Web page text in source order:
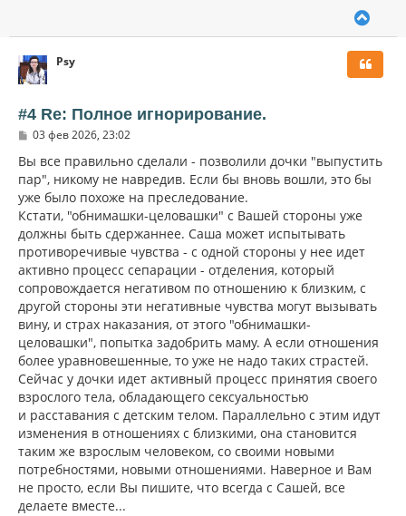
у
н
Psy
#4 Re: Полное игнорирование.
С
о
щ
е
н
и
е
03 фев 2026, 23:02
Вы все правильно сделали - позволили дочки "выпустить
пар", никому не навредив. Если бы вновь вошли, это бы
уже было похоже на преследование.
Кстати, "обнимашки-целовашки" с Вашей стороны уже
должны быть сдержаннее. Саша может испытывать
противоречивые чувства - с одной стороны у нее идет
активно процесс сепарации - отделения, который
сопровождается негативом по отношению к близким, с
другой стороны эти негативные чувства могут вызывать
вину, и страх наказания, от этого "обнимашки-
целовашки", попытка задобрить маму. А если отношения
более уравновешенные, то уже не надо таких страстей.
Сейчас у дочки идет активный процесс принятия своего
взрослого тела, обладающего сексуальностью
и расставания с детским телом. Параллельно с этим идут
изменения в отношениях с близкими, она становится
таким же взрослым человеком, со своими новыми
потребностями, новыми отношениями. Наверное и Вам
не просто, если Вы пишите, что всегда с Сашей, все
делаете вместе...